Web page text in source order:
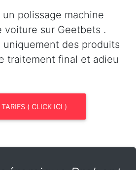
polissage machine
voiture sur Geetbets .
uniquement des produits
traitement final et adieu
( CLICK ICI )